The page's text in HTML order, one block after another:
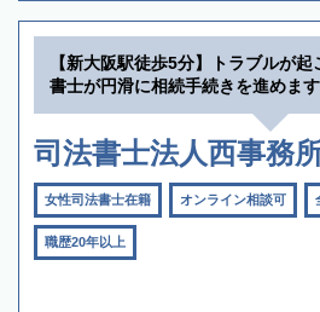
【新大阪駅徒歩5分】トラブルが
書士が円滑に相続手続きを進めます
司法書士法人西事務
女性司法書士在籍 オンライン相談可
職歴20年以上